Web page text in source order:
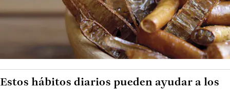
Estos hábitos diarios pueden ayudar a los